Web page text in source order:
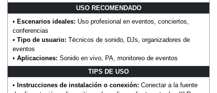
USO RECOMENDADO
• Escenarios ideales: Uso profesional en eventos, conciertos,
conferencias
• Tipo de usuario: Técnicos de sonido, DJs, organizadores de
eventos
• Aplicaciones: Sonido en vivo, PA, monitoreo de eventos
TIPS DE USO
• Instrucciones de instalación o conexión: Conectar a la fuente